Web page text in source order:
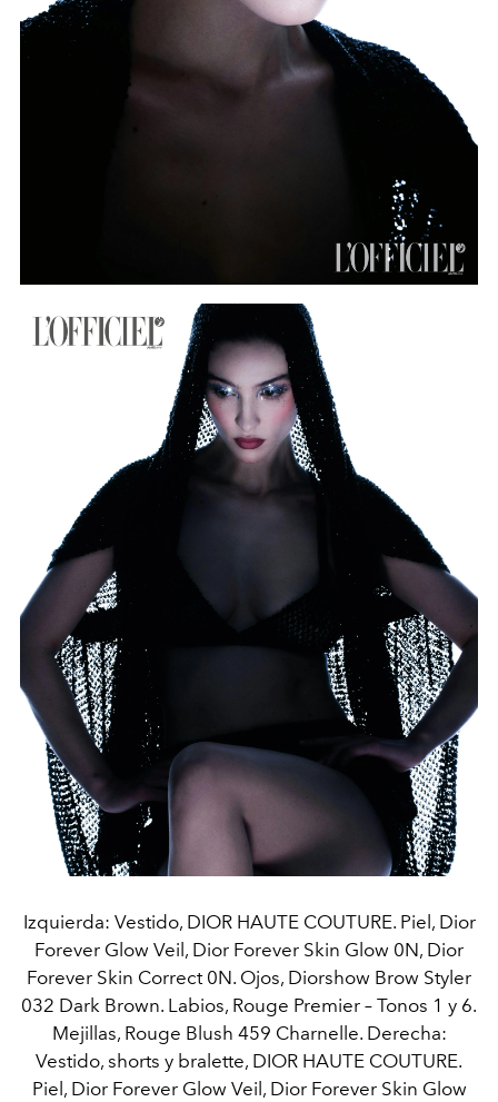
Izquierda: Vestido, DIOR HAUTE COUTURE. Piel, Dior
Forever Glow Veil, Dior Forever Skin Glow 0N, Dior
Forever Skin Correct 0N. Ojos, Diorshow Brow Styler
032 Dark Brown. Labios, Rouge Premier – Tonos 1 y 6.
Mejillas, Rouge Blush 459 Charnelle. Derecha:
Vestido, shorts y bralette, DIOR HAUTE COUTURE.
Piel, Dior Forever Glow Veil, Dior Forever Skin Glow